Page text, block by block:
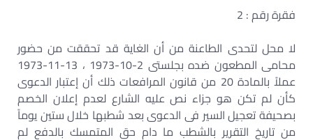
فقرة رقم : 2
لا محل لتحدى الطاعنة من أن الغاية قد تحققت من حضور
محامى المطعون ضده بجلستى 2-10-1973 ، 13-11-1973
عملاً بالمادة 20 من قانون المرافعات ذلك أن إعتبار الدعوى
كأن لم تكن هو جزاء نص عليه الشارع لعدم إعلان الخصم
بصحيفة تعجيل السير فى الدعوى بعد شطبها خلال ستين يوماً
من تاريخ التقرير بالشطب ما دام حق المتمسك بالدفع لم